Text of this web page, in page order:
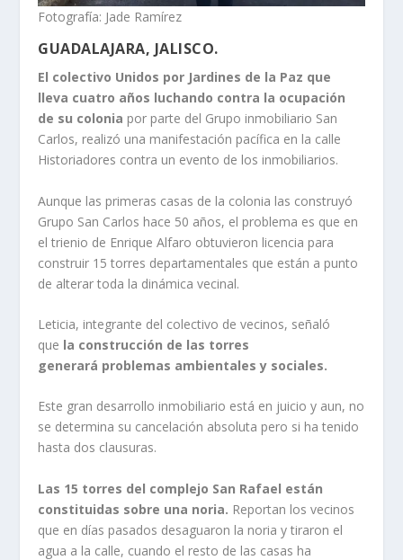
Fotografía: Jade Ramírez
GUADALAJARA, JALISCO.
El colectivo Unidos por Jardines de la Paz que
lleva cuatro años luchando contra la ocupación
de su colonia por parte del Grupo inmobiliario San
Carlos, realizó una manifestación pacífica en la calle
Historiadores contra un evento de los inmobiliarios.
Aunque las primeras casas de la colonia las construyó
Grupo San Carlos hace 50 años, el problema es que en
el trienio de Enrique Alfaro obtuvieron licencia para
construir 15 torres departamentales que están a punto
de alterar toda la dinámica vecinal.
Leticia, integrante del colectivo de vecinos, señaló
que la construcción de las torres
generará problemas ambientales y sociales.
Este gran desarrollo inmobiliario está en juicio y aun, no
se determina su cancelación absoluta pero si ha tenido
hasta dos clausuras.
Las 15 torres del complejo San Rafael están
constituidas sobre una noria. Reportan los vecinos
que en días pasados desaguaron la noria y tiraron el
agua a la calle, cuando el resto de las casas ha